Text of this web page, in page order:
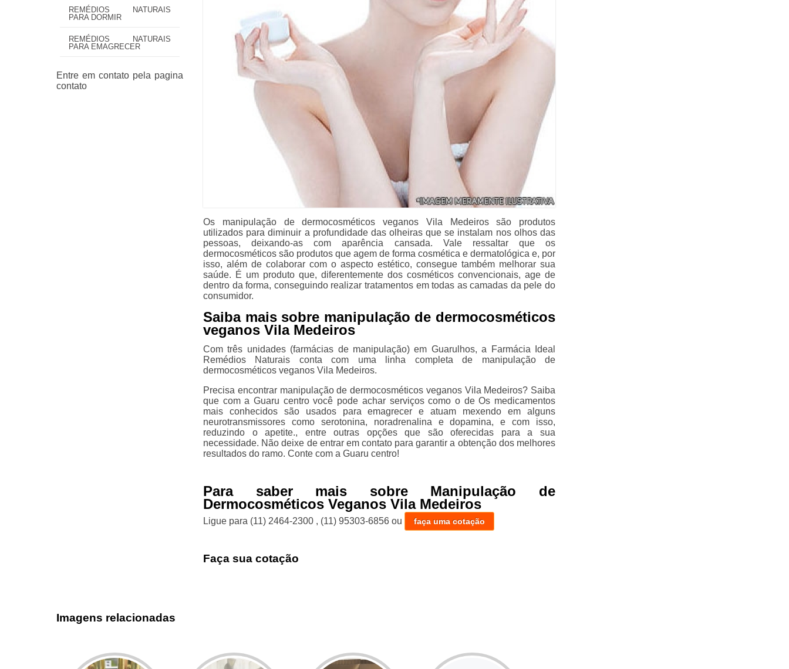
REMÉDIOS NATURAIS
PARA DORMIR
REMÉDIOS NATURAIS
PARA EMAGRECER
Os manipulação de dermocosméticos veganos Vila Medeiros são produtos
utilizados para diminuir a profundidade das olheiras que se instalam nos olhos das
pessoas, deixando-as com aparência cansada. Vale ressaltar que os
dermocosméticos são produtos que agem de forma cosmética e dermatológica e, por
isso, além de colaborar com o aspecto estético, consegue também melhorar sua
saúde. É um produto que, diferentemente dos cosméticos convencionais, age de
dentro da forma, conseguindo realizar tratamentos em todas as camadas da pele do
consumidor.
Saiba mais sobre manipulação de dermocosméticos
veganos Vila Medeiros
Com três unidades (farmácias de manipulação) em Guarulhos, a Farmácia Ideal
Remédios Naturais conta com uma linha completa de manipulação de
dermocosméticos veganos Vila Medeiros.
Precisa encontrar manipulação de dermocosméticos veganos Vila Medeiros? Saiba
que com a Guaru centro você pode achar serviços como o de Os medicamentos
mais conhecidos são usados para emagrecer e atuam mexendo em alguns
neurotransmissores como serotonina, noradrenalina e dopamina, e com isso,
reduzindo o apetite., entre outras opções que são oferecidas para a sua
necessidade. Não deixe de entrar em contato para garantir a obtenção dos melhores
resultados do ramo. Conte com a Guaru centro!
Para saber mais sobre Manipulação de
Dermocosméticos Veganos Vila Medeiros
Ligue para (11) 2464-2300 , (11) 95303-6856 ou faça uma cotação
Faça sua cotação
Imagens relacionadas